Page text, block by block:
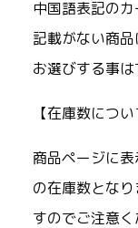
中国語表記の
記載がない商
お選びする事は
【在庫数につい
商品ページに
の在庫数とな
すのでご注意く